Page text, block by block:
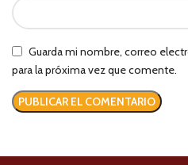
Guarda mi nombre, correo
para la próxima vez que comente.